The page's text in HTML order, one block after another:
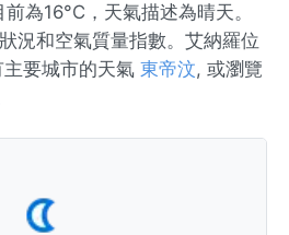
為16°C，天氣描述為晴天。
況和空氣質量指數。艾納羅位
要城市的天氣 東帝汶, 或瀏覽